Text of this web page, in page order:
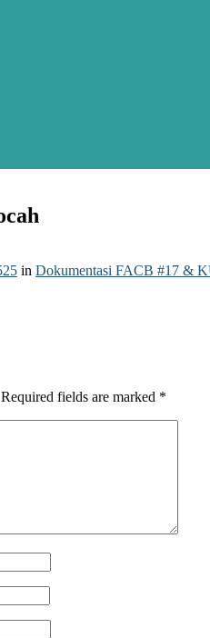
in Dokumentasi FACB #17 &
Required fields are marked *